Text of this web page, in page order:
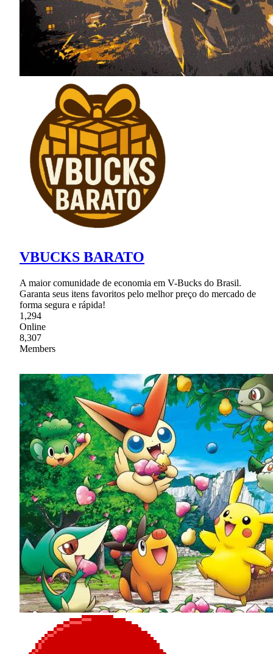
VBUCKS BARATO
A maior comunidade de economia em V-Bucks do Brasil.
Garanta seus itens favoritos pelo melhor preço do mercado de
forma segura e rápida!
1,294
Online
8,307
Members